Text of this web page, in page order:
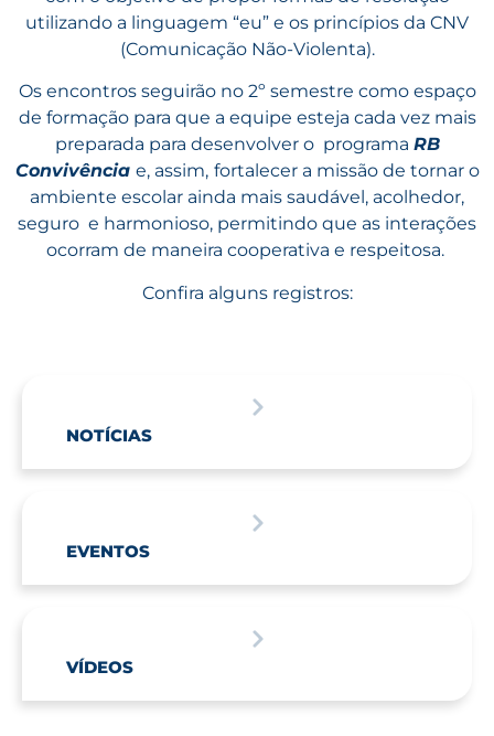
utilizando a linguagem “eu” e os princípios da CNV
(Comunicação Não-Violenta).
Os encontros seguirão no 2º semestre como espaço
de formação para que a equipe esteja cada vez mais
preparada para desenvolver o programa RB
Convivência e, assim, fortalecer a missão de tornar o
ambiente escolar ainda mais saudável, acolhedor,
seguro e harmonioso, permitindo que as interações
ocorram de maneira cooperativa e respeitosa.
Confira alguns registros:
NOTÍCIAS
EVENTOS
VÍDEOS